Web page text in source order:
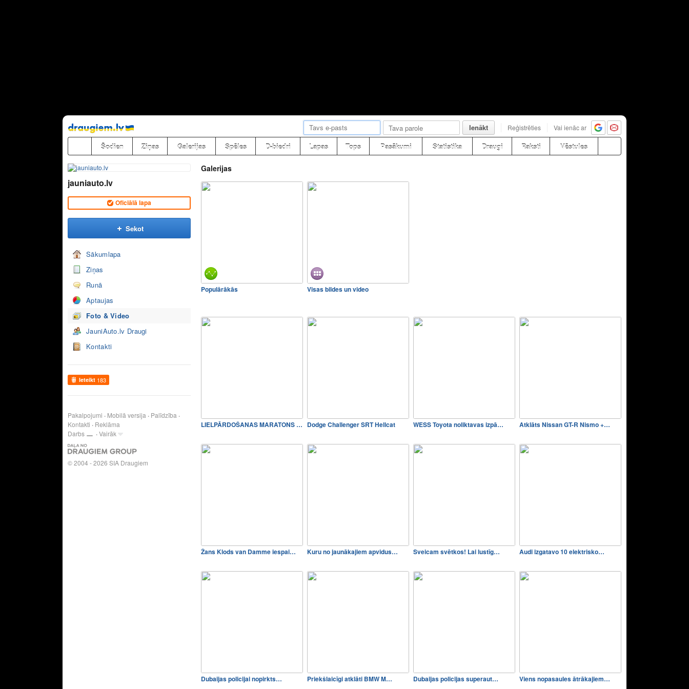
Pāriet
uz
saturu
Ienākt Reģistrēties Vai ienāc ar
Šodien Ziņas Galerijas Spēles D-biedri Lapas Tops Pasākumi Statistika Draugi Raksti Vēstules
jauniauto.lv
Oficiālā lapa
Sekot
Sākumlapa
Ziņas
Runā
Aptaujas
Foto & Video
JauniAuto.lv Draugi
Kontakti
Ieteikt 183
Pakalpojumi Mobilā versija
Palīdzība
Kontakti
Reklāma
Darbs
Vairāk
© 2004 - 2026 SIA Draugiem
Galerijas
Populārākās Visas bildes un video
LIELPĀRDOŠANAS MARATONS tur… Dodge Challenger SRT Hellcat WESS Toyota noliktavas izpā… Atklāts Nissan GT-R Nismo +…
Žans Klods van Damme iespai… Kuru no jaunākajiem apvidus… Sveicam svētkos! Lai lustīg… Audi izgatavo 10 elektrisko…
Dubaijas policijai nopirkts… Priekšlaicīgi atklāti BMW M… Dubaijas policijas superaut… Viens nopasaules ātrākajiem…